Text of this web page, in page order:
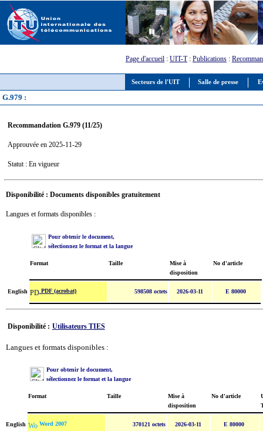
Secteurs de l'UIT Salle de presse
Page d'accueil : UIT-T: Publications :
G.979 :
Recommandation G.979 (11/25)
Approuvée en 2025-11-29
Statut : En vigueur
Disponibilité : Documents disponibles gratuitement
Langues et formats disponibles :
Pour obtenir le document,
sélectionnez le format et la langue
Format Taille
Mise à
disposition
No d'article
English PDF (acrobat) 598508 octets 2026-03-11 E 80000
Disponibilité : Utilisateurs TIES
Langues et formats disponibles :
Pour obtenir le document,
sélectionnez le format et la langue
Format Taille
Mise à
disposition
No d'article
English Word 2007 370121 octets 2026-03-11 E 80000